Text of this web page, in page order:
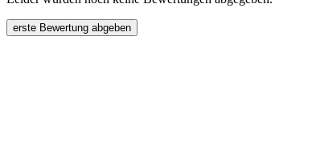
erste Bewertung abgeben